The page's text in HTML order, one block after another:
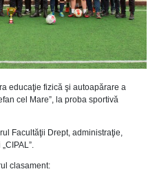
educaţie fizică şi autoapărare a
cel Mare”, la proba sportivă
Facultăţii Drept, administraţie,
clasament: